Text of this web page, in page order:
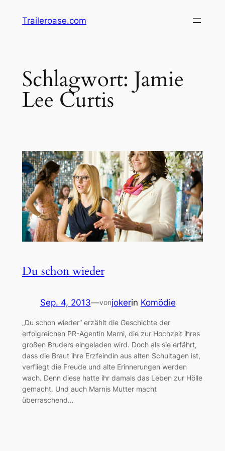
InhaltTraileroase.com
Schlagwort: Jamie
Lee Curtis
Du schon wieder
Sep. 4, 2013—vonjokerin Komödie
„Du schon wieder“ erzählt die Geschichte der
erfolgreichen PR-Agentin Marni, die zur Hochzeit ihres
großen Bruders eingeladen wird. Doch als sie erfährt,
dass die Braut ihre Erzfeindin aus alten Schultagen ist,
verfliegt die Freude und alte Erinnerungen werden
wach. Denn diese hatte ihr damals das Leben zur Hölle
gemacht. Und auch Marnis Mutter macht
überraschend…